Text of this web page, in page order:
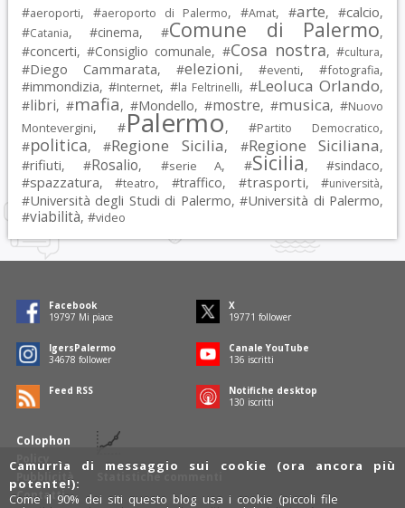
#aeroporti, #aeroporto di Palermo, #Amat, #arte, #calcio,
#Catania, #cinema, #Comune di Palermo,
#concerti, #Consiglio comunale, #Cosa nostra, #cultura,
#Diego Cammarata, #elezioni, #eventi, #fotografia,
#immondizia, #Internet, #la Feltrinelli, #Leoluca Orlando,
#libri, #mafia, #Mondello, #mostre, #musica, #Nuovo
Montevergini, #Palermo, #Partito Democratico,
#politica, #Regione Sicilia, #Regione Siciliana,
#rifiuti, #Rosalio, #serie A, #Sicilia, #sindaco,
#spazzatura, #teatro, #traffico, #trasporti, #università,
#Università degli Studi di Palermo, #Università di Palermo,
#viabilità, #video
Colophon
Policy
Pubblicità
Contatti
Statistiche commenti
Facebook
19797 Mi piace
X
19771 follower
IgersPalermo
34678 follower
Canale YouTube
136 iscritti
Feed RSS
Notifiche desktop
130 iscritti
Camurrìa di messaggio sui cookie (ora ancora più
potente!):
Come il 90% dei siti questo blog usa i cookie (piccoli file